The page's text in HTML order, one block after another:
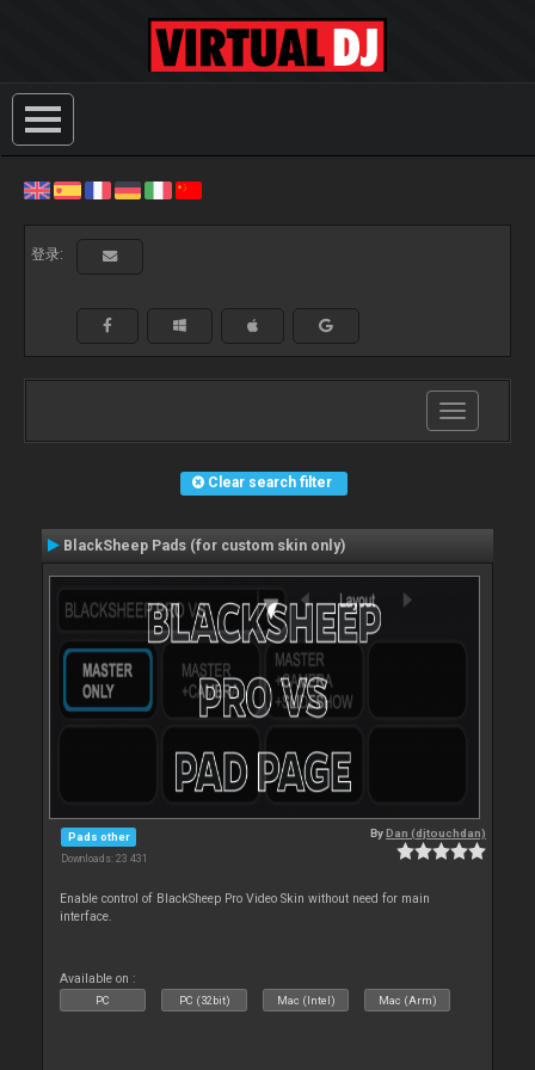
登录:
Toggle
navigation
Clear search filter
BlackSheep Pads (for custom skin only)
Pads other
Downloads: 23 431
ByDan (djtouchdan)
Enable control of BlackSheep Pro Video Skin without need for main
interface.
Available on :
PC PC (32bit) Mac (Intel) Mac (Arm)